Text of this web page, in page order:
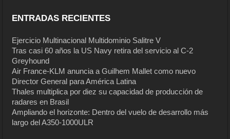
ENTRADAS RECIENTES
Ejercicio Multinacional Multidominio Salitre V
Tras casi 60 años la US Navy retira del servicio al C-2
Greyhound
Air France-KLM anuncia a Guilhem Mallet como nuevo
Director General para América Latina
Thales multiplica por diez su capacidad de producción de
radares en Brasil
Ampliando el horizonte: Dentro del vuelo de desarrollo más
largo del A350-1000ULR